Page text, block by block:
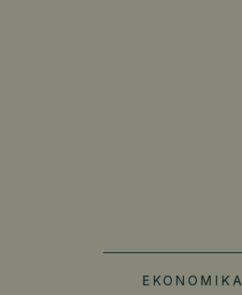
EKONOMIKA